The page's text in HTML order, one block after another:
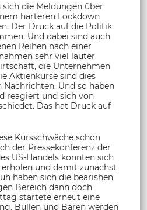
die Meldungen über
härteren Lockdown
Der Druck auf die Politik
Und dabei sind auch
Reihen nach einer
sehr viel lauter
die Unternehmen
Aktienkurse sind dies
Und so haben
reagiert und sich von
Das hat Druck auf
Kursschwäche schon
der Pressekonferenz der
US-Handels konnten sich
und damit zunächst
haben sich die bearishen
Bereich dann doch
startete erneut eine
Bullen und Bären werden